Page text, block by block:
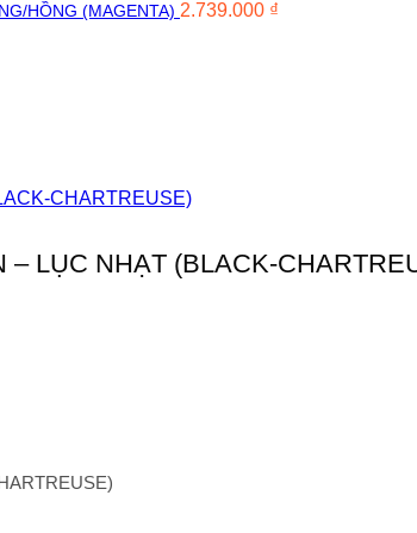
HỒNG (MAGENTA) 2.739.000 ₫
LỤC NHẠT (BLACK-